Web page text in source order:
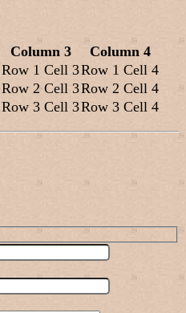
Column 3
Column 4
Row 1 Cell 3Row 1 Cell 4
Row 2 Cell 3Row 2 Cell 4
Row 3 Cell 3Row 3 Cell 4